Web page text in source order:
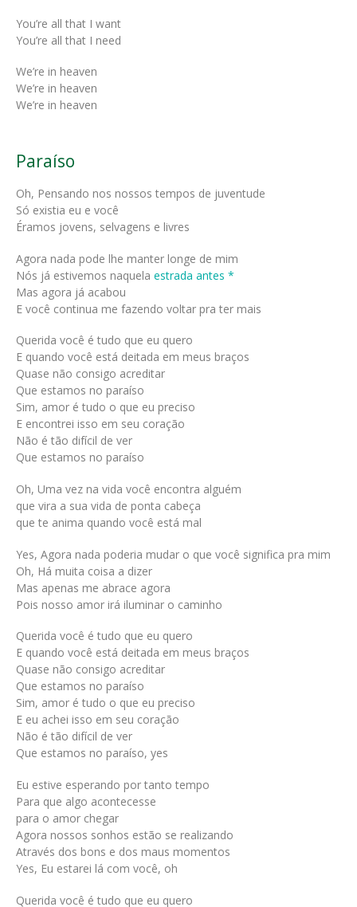
You’re all that I want
You’re all that I need
We’re in heaven
We’re in heaven
We’re in heaven
Paraíso
Oh, Pensando nos nossos tempos de juventude
Só existia eu e você
Éramos jovens, selvagens e livres
Agora nada pode lhe manter longe de mim
Nós já estivemos naquela estrada antes *
Mas agora já acabou
E você continua me fazendo voltar pra ter mais
Querida você é tudo que eu quero
E quando você está deitada em meus braços
Quase não consigo acreditar
Que estamos no paraíso
Sim, amor é tudo o que eu preciso
E encontrei isso em seu coração
Não é tão difícil de ver
Que estamos no paraíso
Oh, Uma vez na vida você encontra alguém
que vira a sua vida de ponta cabeça
que te anima quando você está mal
Yes, Agora nada poderia mudar o que você significa pra mim
Oh, Há muita coisa a dizer
Mas apenas me abrace agora
Pois nosso amor irá iluminar o caminho
Querida você é tudo que eu quero
E quando você está deitada em meus braços
Quase não consigo acreditar
Que estamos no paraíso
Sim, amor é tudo o que eu preciso
E eu achei isso em seu coração
Não é tão difícil de ver
Que estamos no paraíso, yes
Eu estive esperando por tanto tempo
Para que algo acontecesse
para o amor chegar
Agora nossos sonhos estão se realizando
Através dos bons e dos maus momentos
Yes, Eu estarei lá com você, oh
Querida você é tudo que eu quero